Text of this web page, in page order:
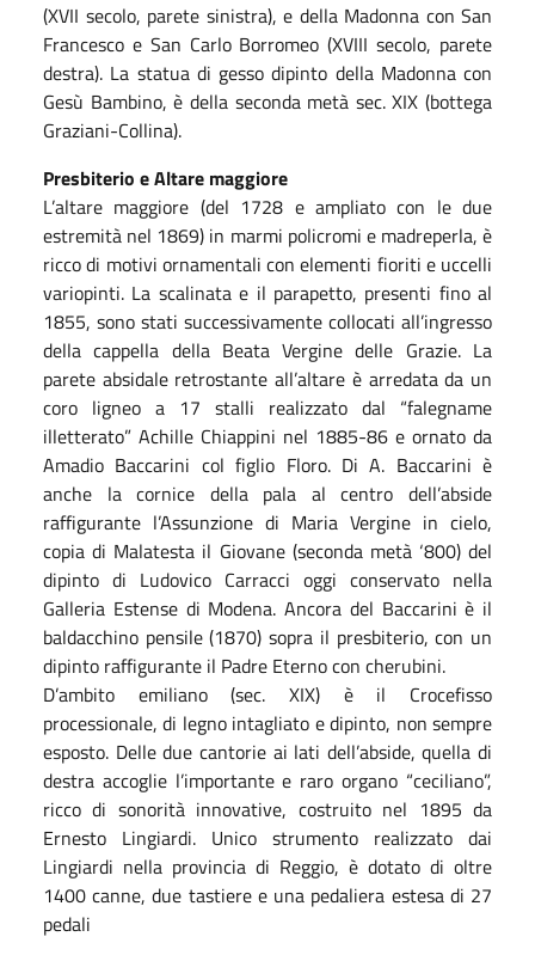
(XVII secolo, parete sinistra), e della Madonna con San
Francesco e San Carlo Borromeo (XVIII secolo, parete
destra). La statua di gesso dipinto della Madonna con
Gesù Bambino, è della seconda metà sec. XIX (bottega
Graziani-Collina).
Presbiterio e Altare maggiore
L’altare maggiore (del 1728 e ampliato con le due
estremità nel 1869) in marmi policromi e madreperla, è
ricco di motivi ornamentali con elementi fioriti e uccelli
variopinti. La scalinata e il parapetto, presenti fino al
1855, sono stati successivamente collocati all’ingresso
della cappella della Beata Vergine delle Grazie. La
parete absidale retrostante all’altare è arredata da un
coro ligneo a 17 stalli realizzato dal “falegname
illetterato” Achille Chiappini nel 1885-86 e ornato da
Amadio Baccarini col figlio Floro. Di A. Baccarini è
anche la cornice della pala al centro dell’abside
raffigurante l’Assunzione di Maria Vergine in cielo,
copia di Malatesta il Giovane (seconda metà ‘800) del
dipinto di Ludovico Carracci oggi conservato nella
Galleria Estense di Modena. Ancora del Baccarini è il
baldacchino pensile (1870) sopra il presbiterio, con un
dipinto raffigurante il Padre Eterno con cherubini.
D’ambito emiliano (sec. XIX) è il Crocefisso
processionale, di legno intagliato e dipinto, non sempre
esposto. Delle due cantorie ai lati dell’abside, quella di
destra accoglie l’importante e raro organo “ceciliano”,
ricco di sonorità innovative, costruito nel 1895 da
Ernesto Lingiardi. Unico strumento realizzato dai
Lingiardi nella provincia di Reggio, è dotato di oltre
1400 canne, due tastiere e una pedaliera estesa di 27
pedali